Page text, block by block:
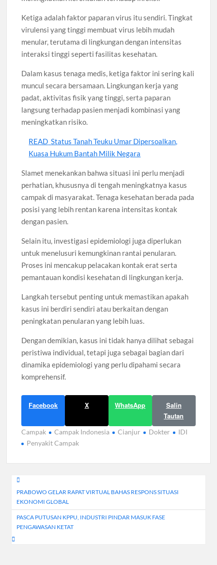
Ketiga adalah faktor paparan virus itu sendiri. Tingkat
virulensi yang tinggi membuat virus lebih mudah
menular, terutama di lingkungan dengan intensitas
interaksi tinggi seperti fasilitas kesehatan.
Dalam kasus tenaga medis, ketiga faktor ini sering kali
muncul secara bersamaan. Lingkungan kerja yang
padat, aktivitas fisik yang tinggi, serta paparan
langsung terhadap pasien menjadi kombinasi yang
meningkatkan risiko.
READ Status Tanah Teuku Umar Dipersoalkan,
Kuasa Hukum Bantah Milik Negara
Slamet menekankan bahwa situasi ini perlu menjadi
perhatian, khususnya di tengah meningkatnya kasus
campak di masyarakat. Tenaga kesehatan berada pada
posisi yang lebih rentan karena intensitas kontak
dengan pasien.
Selain itu, investigasi epidemiologi juga diperlukan
untuk menelusuri kemungkinan rantai penularan.
Proses ini mencakup pelacakan kontak erat serta
pemantauan kondisi kesehatan di lingkungan kerja.
Langkah tersebut penting untuk memastikan apakah
kasus ini berdiri sendiri atau berkaitan dengan
peningkatan penularan yang lebih luas.
Dengan demikian, kasus ini tidak hanya dilihat sebagai
peristiwa individual, tetapi juga sebagai bagian dari
dinamika epidemiologi yang perlu dipahami secara
komprehensif.
Facebook X WhatsApp
Salin
Tautan
Campak Campak Indonesia Cianjur Dokter
IDI
Penyakit Campak
Navigasi
pos
PRABOWO GELAR RAPAT VIRTUAL BAHAS RESPONS SITUASI
EKONOMI GLOBAL
PASCA PUTUSAN KPPU, INDUSTRI PINDAR MASUK FASE
PENGAWASAN KETAT